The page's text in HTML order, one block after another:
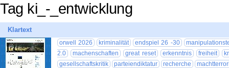
Tag ki_-_entwicklung
Klartext
orwell 2026 kriminalität endspiel 26 -30
2.0
machenschaften great reset erkenntnis freiheit
gesellschaftskritik
parteiendiktatur recherche